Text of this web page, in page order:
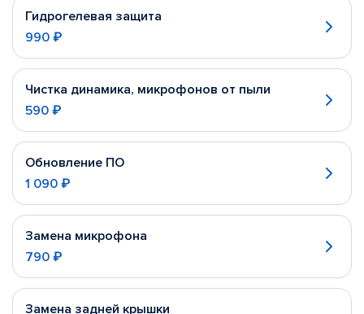
Гидрогелевая защита
990 ₽
Чистка динамика, микрофонов от пыли
590 ₽
Обновление ПО
1 090 ₽
Замена микрофона
790 ₽
Замена задней крышки